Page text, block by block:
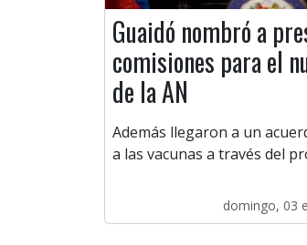
Guaidó nombró a
comisiones para el
de la AN
Además llegaron a un
a las vacunas a través del
domingo, 03